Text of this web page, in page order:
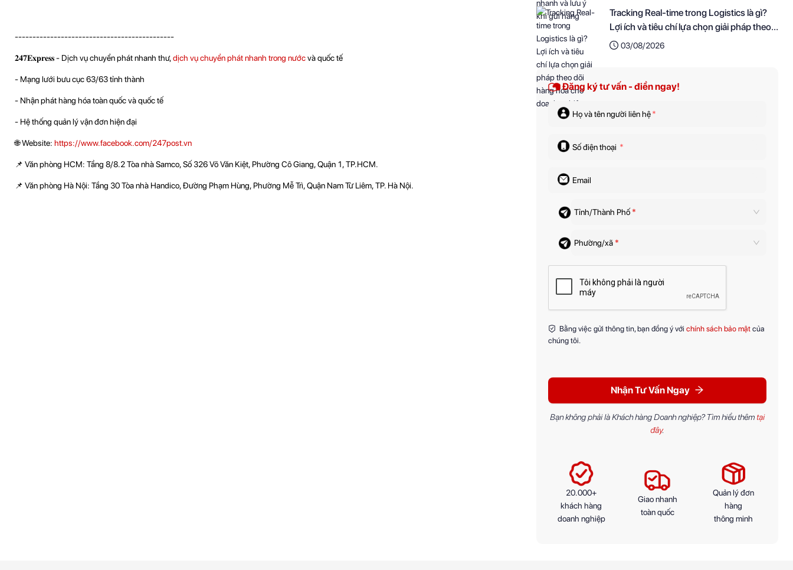
---------------------------------------------
𝟐𝟒𝟕𝐄𝐱𝐩𝐫𝐞𝐬𝐬 - Dịch vụ chuyển phát nhanh thư,dịch vụ chuyển phát nhanh trong nướcvà quốc tế
- Mạng lưới bưu cục 63/63 tỉnh thành
- Nhận phát hàng hóa toàn quốc và quốc tế
- Hệ thống quản lý vận đơn hiện đại
🌐 Website: https://www.facebook.com/247post.vn
📌 Văn phòng HCM: Tầng 8/8.2 Tòa nhà Samco, Số 326 Võ Văn Kiệt, Phường Cô Giang, Quận 1, TP.HCM.
📌 Văn phòng Hà Nội: Tầng 30 Tòa nhà Handico, Đường Phạm Hùng, Phường Mễ Trì, Quận Nam Từ Liêm, TP. Hà Nội.
Tracking Real-time trong Logistics là gì?
Lợi ích và tiêu chí lựa chọn giải pháp theo
dõi hàng hóa cho doanh nghiệp
03/08/2026
Đăng ký tư vấn - điền ngay!
Họ và tên người liên hệ*
Số điện thoại *
Email
Tỉnh/Thành Phố *
Phường/xã *
Bằng việc gửi thông tin, bạn đồng ý với chính sách bảo mật của
chúng tôi.
Nhận Tư Vấn Ngay
Bạn không phải là Khách hàng Doanh nghiệp? Tìm hiểu thêm tại
đây.
20.000+
khách hàng
doanh nghiệp
Giao nhanh
toàn quốc
Quản lý đơn
hàng
thông minh